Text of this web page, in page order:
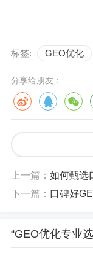
地搜索引擎优化的
战略体系，它要
基础本地化工具
的搜索行为模式
的竞争格局进行
网站在目标地理
面对市场上良
专家？以下五个
标签: GEO优化
分享给朋友：
上一篇： 如何甄选
下一篇： 口碑好
“GEO优化专业